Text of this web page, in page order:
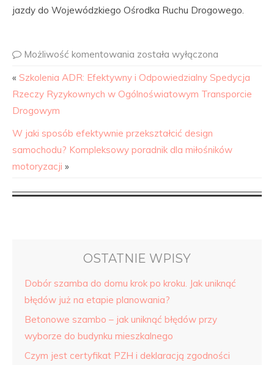
jazdy do Wojewódzkiego Ośrodka Ruchu Drogowego.
Możliwość komentowania została wyłączona
« Szkolenia ADR: Efektywny i Odpowiedzialny Spedycja
Rzeczy Ryzykownych w Ogólnoświatowym Transporcie
Drogowym
W jaki sposób efektywnie przekształcić design
samochodu? Kompleksowy poradnik dla miłośników
motoryzacji »
OSTATNIE WPISY
Dobór szamba do domu krok po kroku. Jak uniknąć
błędów już na etapie planowania?
Betonowe szambo – jak uniknąć błędów przy
wyborze do budynku mieszkalnego
Czym jest certyfikat PZH i deklaracją zgodności